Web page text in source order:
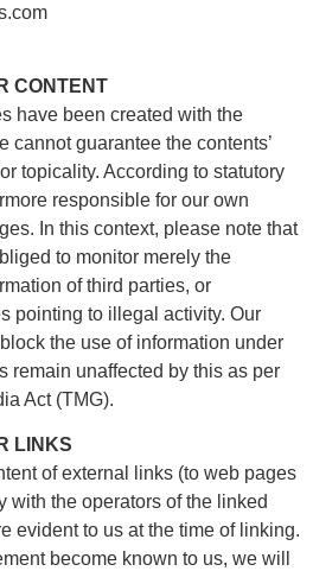
CONTENT
have been created with the
cannot guarantee the contents’
topicality. According to statutory
responsible for our own
In this context, please note that
to monitor merely the
of third parties, or
pointing to illegal activity. Our
the use of information under
remain unaffected by this as per
Act (TMG).
LINKS
of external links (to web pages
with the operators of the linked
evident to us at the time of linking.
become known to us, we will